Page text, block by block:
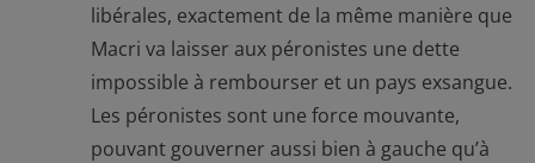
libérales, exactement de la même manière que
Macri va laisser aux péronistes une dette
impossible à rembourser et un pays exsangue.
Les péronistes sont une force mouvante,
pouvant gouverner aussi bien à gauche qu’à